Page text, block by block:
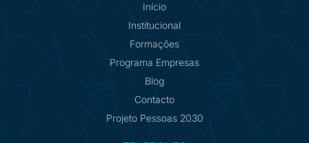
Início
Institucional
Formações
Programa Empresas
Blog
Contacto
Projeto Pessoas 2030